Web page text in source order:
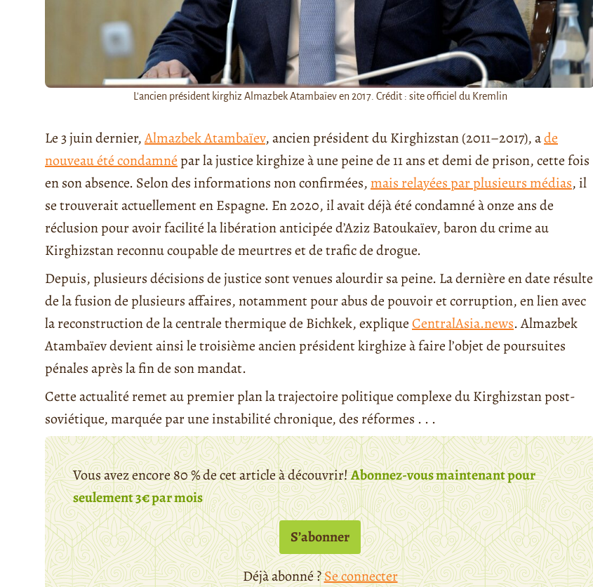
L'ancien président kirghiz Almazbek Atambaïev en 2017. Crédit : site officiel du Kremlin
Le 3 juin dernier,Almazbek Atambaïev, ancien président du Kirghizstan (2011–2017), ade
nouveau été condamnépar la justice kirghize à une peine de 11 ans et demi de prison, cette fois
en son absence. Selon des informations non confirmées,mais relayées par plusieurs médias, il
se trouverait actuellement en Espagne. En 2020, il avait déjà été condamné à onze ans de
réclusion pour avoir facilité la libération anticipée d’Aziz Batoukaïev, baron du crime au
Kirghizstan reconnu coupable de meurtres et de trafic de drogue.
Depuis, plusieurs décisions de justice sont venues alourdir sa peine. La dernière en date résulte
de la fusion de plusieurs affaires, notamment pour abus de pouvoir et corruption, en lien avec
la reconstruction de la centrale thermique de Bichkek, expliqueCentralAsia.news. Almazbek
Atambaïev devient ainsi le troisième ancien président kirghize à faire l’objet de poursuites
pénales après la fin de son mandat.
Cette actualité remet au premier plan la trajectoire politique complexe du Kirghizstan post-
soviétique, marquée par une instabilité chronique, des réformes . . .
Vous avez encore 80 % de cet article à découvrir!Abonnez-vous maintenant pour
seulement 3€ par mois
S’abonner
Déjà abonné ?Se connecter